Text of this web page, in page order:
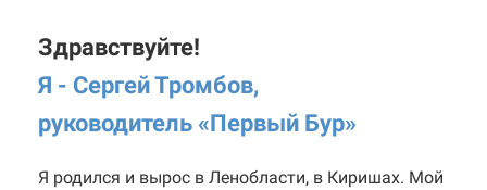
Здравствуйте!
Я - Сергей Тромбов,
руководитель «Первый Бур»
Я родился и вырос в Ленобласти, в Киришах. Мой